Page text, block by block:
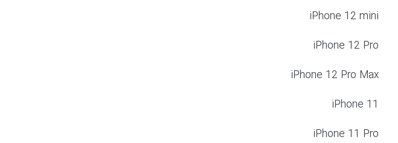
iPhone 12 mini
iPhone 12 Pro
iPhone 12 Pro Max
iPhone 11
iPhone 11 Pro